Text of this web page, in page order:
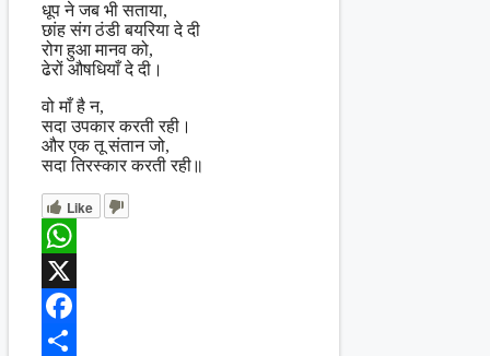
धूप ने जब भी सताया,
छांह संग ठंडी बयरिया दे दी
रोग हुआ मानव को,
ढेरों औषधियाँ दे दी।
वो माँ है न,
सदा उपकार करती रही।
और एक तू संतान जो,
सदा तिरस्कार करती रही॥
Like
WhatsApp
X
Facebook